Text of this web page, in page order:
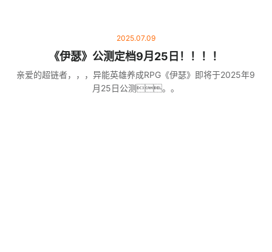
2025.07.09
《伊瑟》公测定档9月25日！！！！
亲爱的超链者，，，异能英雄养成RPG《伊瑟》即将于2025年9
月25日公测。。